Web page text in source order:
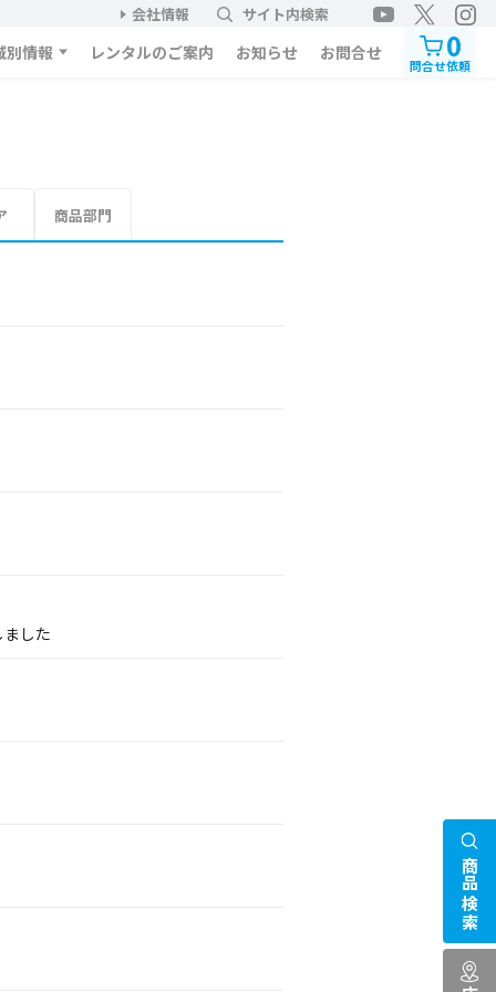
会社情報 サイト内検索
別情報 レンタルのご案内 お知らせ お問合せ 0
問合せ依頼
商品部門
した
商品検索